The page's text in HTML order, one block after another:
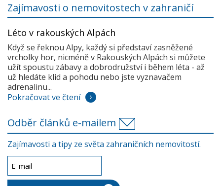
Zajímavosti o nemovitostech v zahraničí
Léto v rakouských Alpách
Když se řeknou Alpy, každý si představí zasněžené
vrcholky hor, nicméně v Rakouských Alpách si můžete
užít spoustu zábavy a dobrodružství i během léta - až
už hledáte klid a pohodu nebo jste vyznavačem
adrenalinu...
Pokračovat ve čtení
Odběr článků e-mailem
Zajímavosti a tipy ze světa zahraničních nemovitostí.